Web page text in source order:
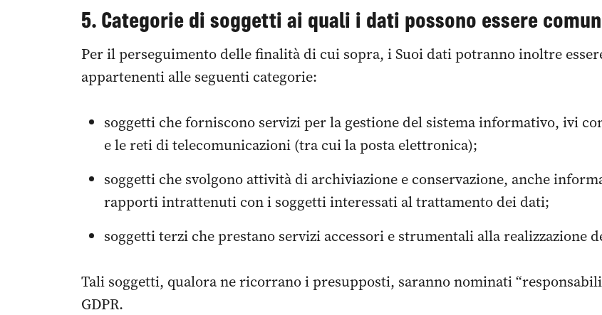
5. Categorie di soggetti ai quali i dati possono essere
Per il perseguimento delle finalità di cui sopra, i Suoi dati potranno inoltre
appartenenti alle seguenti categorie:
soggetti che forniscono servizi per la gestione del sistema informativo, ivi
e le reti di telecomunicazioni (tra cui la posta elettronica);
soggetti che svolgono attività di archiviazione e conservazione, anche
rapporti intrattenuti con i soggetti interessati al trattamento dei dati;
soggetti terzi che prestano servizi accessori e strumentali alla realizzazione
Tali soggetti, qualora ne ricorrano i presupposti, saranno nominati
GDPR.